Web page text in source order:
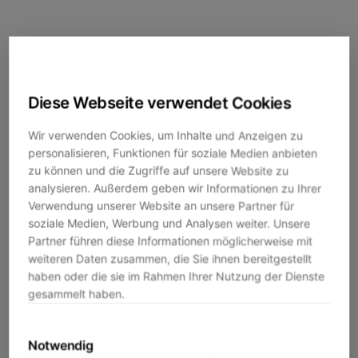
Diese Webseite verwendet Cookies
Wir verwenden Cookies, um Inhalte und Anzeigen zu
personalisieren, Funktionen für soziale Medien anbieten
zu können und die Zugriffe auf unsere Website zu
analysieren. Außerdem geben wir Informationen zu Ihrer
Verwendung unserer Website an unsere Partner für
soziale Medien, Werbung und Analysen weiter. Unsere
Partner führen diese Informationen möglicherweise mit
weiteren Daten zusammen, die Sie ihnen bereitgestellt
haben oder die sie im Rahmen Ihrer Nutzung der Dienste
gesammelt haben.
Notwendig
Application error: a